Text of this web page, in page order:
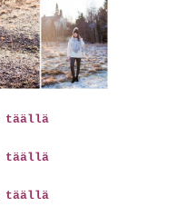
täällä
täällä
täällä